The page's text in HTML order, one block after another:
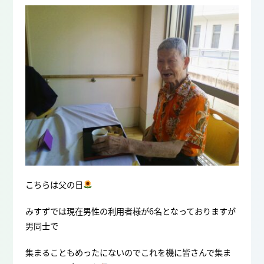
こちらは父の日
みすずでは現在男性の利用者様が6名となっておりますが
男同士で
集まることもめったにないのでこれを機に皆さんで集ま